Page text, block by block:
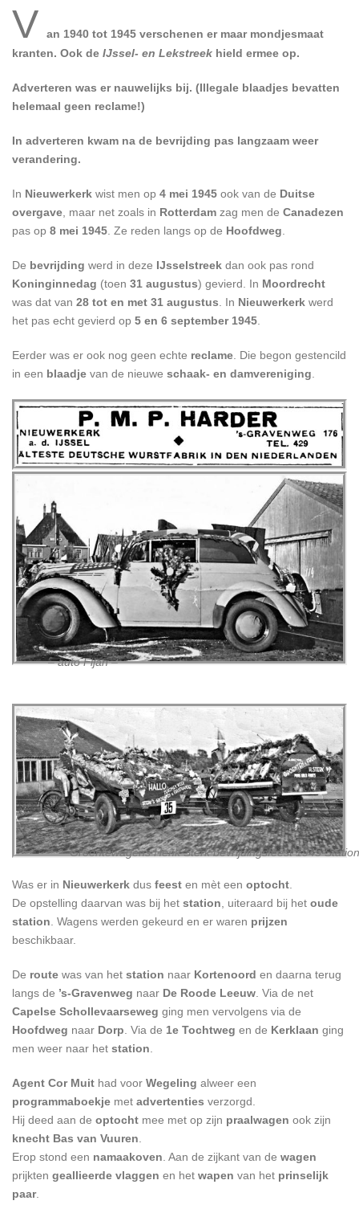
V
an 1940 tot 1945 verschenen er maar mondjesmaat
kranten. Ook de IJssel- en Lekstreek hield ermee op.
Adverteren was er nauwelijks bij. (Illegale blaadjes bevatten
helemaal geen reclame!)
In adverteren kwam na de bevrijding pas langzaam weer
verandering.
In Nieuwerkerk wist men op 4 mei 1945 ook van de Duitse
overgave , maar net zoals in Rotterdam zag men de Canadezen
pas op 8 mei 1945 . Ze reden langs op de Hoofdweg
De bevrijding werd in deze IJsselstreek dan ook pas rond
Koninginnedag (toen 31 augustus) gevierd. In Moordrecht
was dat van 28 tot en met 31 augustus . In Nieuwerkerk werd
het pas echt gevierd op 5 en 6 september 1945
Eerder was er ook nog geen echte reclame . Die begon gestencild
in een blaadje van de nieuwe schaak- en damvereniging
– auto Fijan –
– Groentewagens Henk Sterk bevrijdingsfeest 1945
Was er in Nieuwerkerk dus feest en mèt een optocht.
De opstelling daarvan was bij het station, uiteraard bij het oude
station. Wagens werden gekeurd en er waren prijzen
beschikbaar.
De route was van het station naar Kortenoord en daarna terug
langs de ’s-Gravenweg naar De Roode Leeuw. Via de net
Capelse Schollevaarseweg ging men vervolgens via de
Hoofdweg naar Dorp. Via de 1e Tochtweg en de Kerklaan ging
men weer naar het station.
Agent Cor Muit had voor Wegeling alweer een
programmaboekje met advertenties verzorgd.
Hij deed aan de optocht mee met op zijn praalwagen ook zijn
knecht Bas van Vuuren.
Erop stond een namaakoven. Aan de zijkant van de wagen
prijkten geallieerde vlaggen en het wapen van het prinselijk
paar.